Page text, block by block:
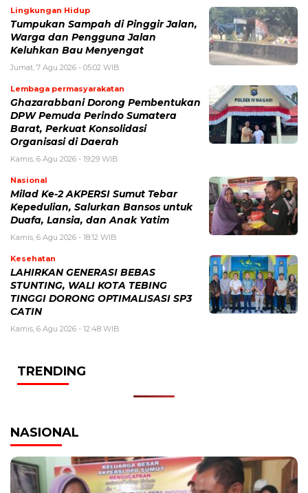
Lingkungan Hidup
Tumpukan Sampah di Pinggir Jalan,
Warga dan Pengguna Jalan
Keluhkan Bau Menyengat
Jumat, 7 Agu 2026 - 05:02 WIB
Lembaga permasyarakatan
Ghazarabbani Dorong Pembentukan
DPW Pemuda Perindo Sumatera
Barat, Perkuat Konsolidasi
Organisasi di Daerah
Kamis, 6 Agu 2026 - 19:29 WIB
Nasional
Milad Ke-2 AKPERSI Sumut Tebar
Kepedulian, Salurkan Bansos untuk
Duafa, Lansia, dan Anak Yatim
Kamis, 6 Agu 2026 - 18:12 WIB
Kesehatan
LAHIRKAN GENERASI BEBAS
STUNTING, WALI KOTA TEBING
TINGGI DORONG OPTIMALISASI SP3
CATIN
Kamis, 6 Agu 2026 - 12:48 WIB
TRENDING
NASIONAL